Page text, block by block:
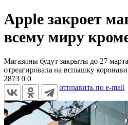
Apple закроет
всему миру
Магазины будут закрыты до 27
отреагировала на вспышку
2873 0 0
отправить по e-mail